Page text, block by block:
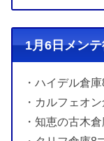
1月6日メン
・ハイデル倉
・カルフェオ
・知恵の古木